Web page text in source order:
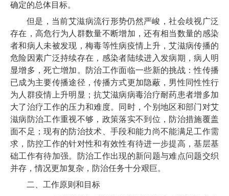
确定的总体目标。
但是，当前艾滋病流行形势仍然严峻，社会歧视广泛
存在，高危行为人群数量不断增加，还有相当数量的感染
者和病人未被发现，梅毒等性病疫情上升，艾滋病传播的
危险因素广泛持续存在，感染者陆续进入发病期，病人明
显增多，死亡增加。防治工作面临一些新的挑战：性传播
已成为主要传播途径，传播方式更加隐蔽，男性同性性行
为人群疫情上升明显；抗艾滋病病毒治疗耐药患者增多加
大了治疗工作的压力和难度。同时，个别地区和部门对艾
滋病防治工作重视不够，政策落实不到位，防治措施覆盖
面不足；现有的防治技术、手段和能力尚不能满足工作需
求，防控工作的针对性和有效性有待进一步提高，基层基
础工作有待加强。防治工作出现的新问题与难点问题交织
并存，情况更加复杂，防治任务十分艰巨。
二、工作原则和目标